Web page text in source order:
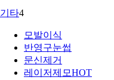
기타4
모발이식
반영구눈썹
문신제거
레이저제모HOT